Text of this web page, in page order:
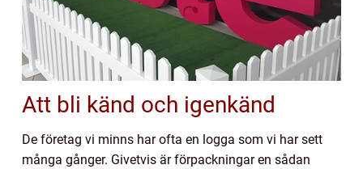
Att bli känd och igenkänd
De företag vi minns har ofta en logga som vi har sett
många gånger. Givetvis är förpackningar en sådan